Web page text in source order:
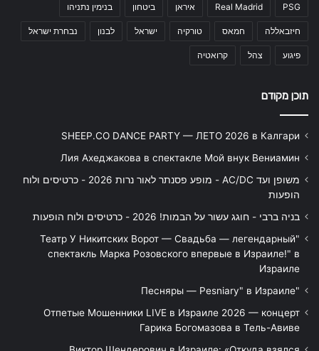
PSG
Real Madrid איראן ביטחון בנימין נתניהו
חיזבאללה חמאס טורקיה ישראל לבנון נבחרת ישראל
פיגוע צהל קרואטיה
תוכן מקודם
SHEEP.CO DANCE PARTY — ЛЕТО 2026 в Калгари
Лия Ахеджакова в спектакле Мой внук Вениамин
משופן ועד AC/DC - מופע פסנתר לאור נרות 2026 - כרטיסים ולוח
הופעות
בניה ברבי - חוגג עשור על הבמות! 2026 - כרטיסים ולוח הופעות
"Театр У Никитских Ворот — Свадьба — легендарный
спектакль Марка Розовского впервые в Израиле!" в
Израиле
"Песняры — Pesniary" в Израиле
Отпетые Мошенники LIVE в Израиле 2026 — концерт
Гарика Богомазова в Тель-Авиве